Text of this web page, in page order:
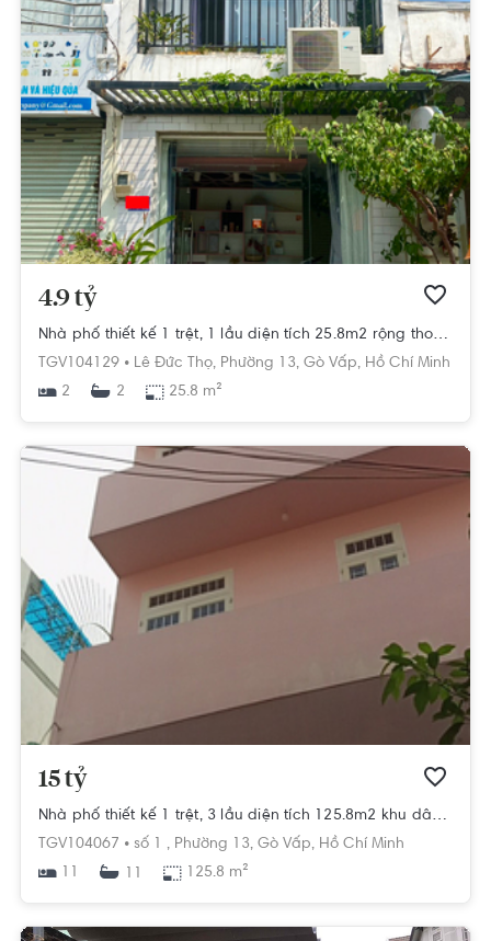
4.9 tỷ
Nhà phố thiết kế 1 trệt, 1 lầu diện tích 25.8m2 rộng thoáng.
TGV104129 • Lê Đức Thọ, Phường 13, Gò Vấp, Hồ Chí Minh
2
2 25.8 m²
15 tỷ
Nhà phố thiết kế 1 trệt, 3 lầu diện tích 125.8m2 khu dân cư hiện hữu.
TGV104067 • số 1 , Phường 13, Gò Vấp, Hồ Chí Minh
11
125.8 m²